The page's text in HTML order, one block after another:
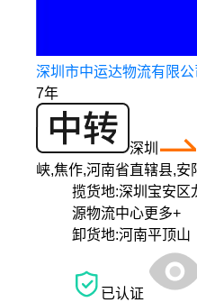
深圳市中运达物流有限公
7年
深圳
峡,焦作,河南省直辖县,安
揽货地:深圳宝安区
源物流中心更多+
卸货地:河南平顶山
已认证